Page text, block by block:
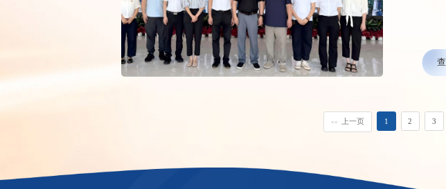
察干
费管
防控
<< 上一页 1 2 3